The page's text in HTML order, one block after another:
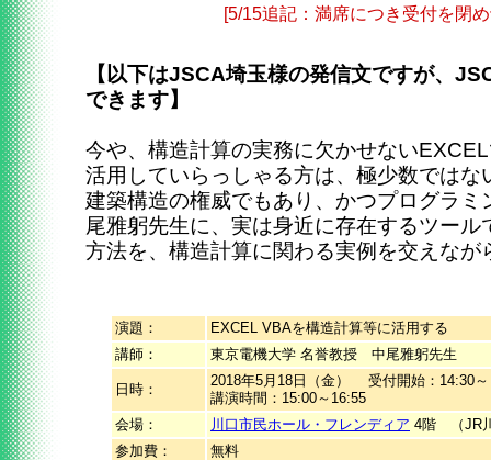
[5/15追記：満席につき受付を閉
【以下はJSCA埼玉様の発信文ですが、
できます】
今や、構造計算の実務に欠かせない
活用していらっしゃる方は、極少数ではな
建築構造の権威でもあり、かつプログラミ
尾雅躬先生に、実は身近に存在するツー
方法を、構造計算に関わる実例を交えな
演題：
EXCEL VBAを構造計算等に活用する
講師：
東京電機大学 名誉教授 中尾雅躬先生
日時：
2018年5月18日（金） 受付開始：14:30～
講演時間：15:00～16:55
会場：
川口市民ホール・フレンディア 4階 （JR
参加費：
無料